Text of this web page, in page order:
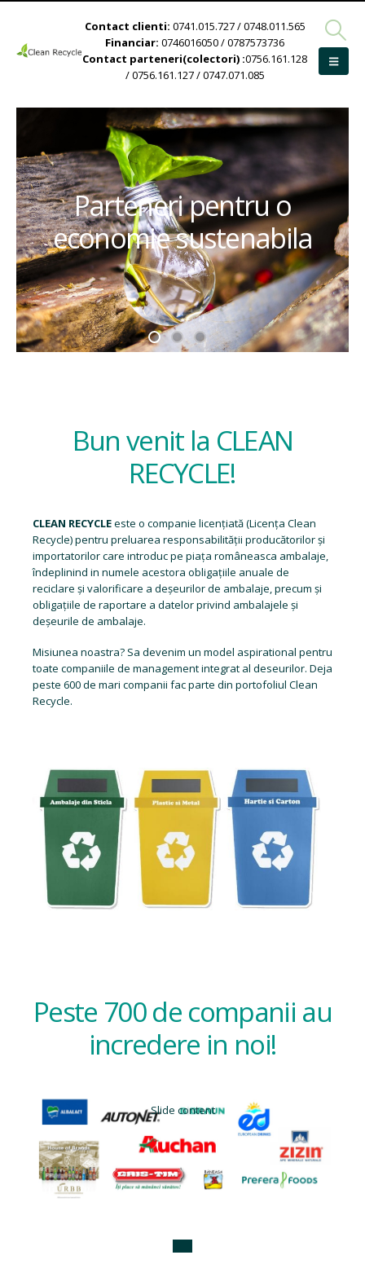
Contact clienti: 0741.015.727 / 0748.011.565
Financiar: 0746016050 / 0787573736
Contact parteneri(colectori) :0756.161.128
/ 0756.161.127 / 0747.071.085
Parteneri pentru o
economie sustenabila
Bun venit la CLEAN
RECYCLE!
CLEAN RECYCLEeste o companie licențiată (Licența Clean
Recycle) pentru preluarea responsabilității producătorilor și
importatorilor care introduc pe piața româneasca ambalaje,
îndeplinind in numele acestora obligațiile anuale de
reciclare și valorificare a deșeurilor de ambalaje, precum și
obligațiile de raportare a datelor privind ambalajele și
deșeurile de ambalaje.
Misiunea noastra? Sa devenim un model aspirational pentru
toate companiile de management integrat al deseurilor. Deja
peste 600 de mari companii fac parte din portofoliul Clean
Recycle.
Peste 700 de companii au
incredere in noi!
Slide content